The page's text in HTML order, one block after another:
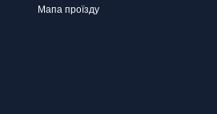
Мапа проїзду